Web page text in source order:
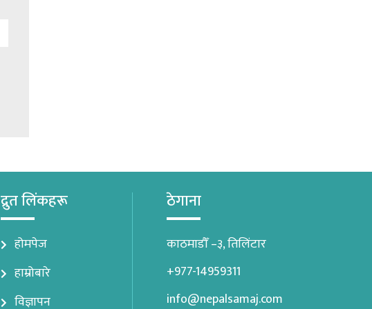
द्रुत लिंकहरू
होमपेज
हाम्रोबारे
विज्ञापन
ठेगाना
काठमाडौँ –३, तिलिंटार
+977-14959311
info@nepalsamaj.com